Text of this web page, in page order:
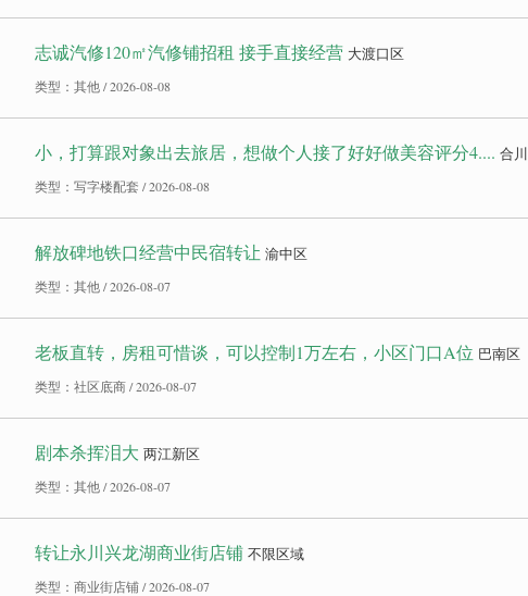
志诚汽修120㎡汽修铺招租 接手直接经营 大渡口区
类型：其他 / 2026-08-08
小，打算跟对象出去旅居，想做个人接了好好做美容评分4.... 合川
类型：写字楼配套 / 2026-08-08
解放碑地铁口经营中民宿转让 渝中区
类型：其他 / 2026-08-07
老板直转，房租可惜谈，可以控制1万左右，小区门口A位 巴南区
类型：社区底商 / 2026-08-07
剧本杀挥泪大 两江新区
类型：其他 / 2026-08-07
转让永川兴龙湖商业街店铺 不限区域
类型：商业街店铺 / 2026-08-07